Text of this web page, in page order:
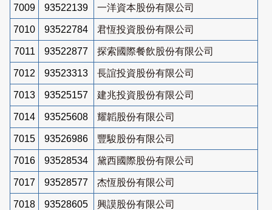
7009 93522139 一洋資本股份有限公司
7010 93522784 君恆投資股份有限公司
7011 93522877 探索國際餐飲股份有限公司
7012 93523313 長誼投資股份有限公司
7013 93525157 建兆投資股份有限公司
7014 93525608 耀韜股份有限公司
7015 93526986 豐駿股份有限公司
7016 93528534 黛西國際股份有限公司
7017 93528577 杰恆股份有限公司
7018 93528605 興謨股份有限公司